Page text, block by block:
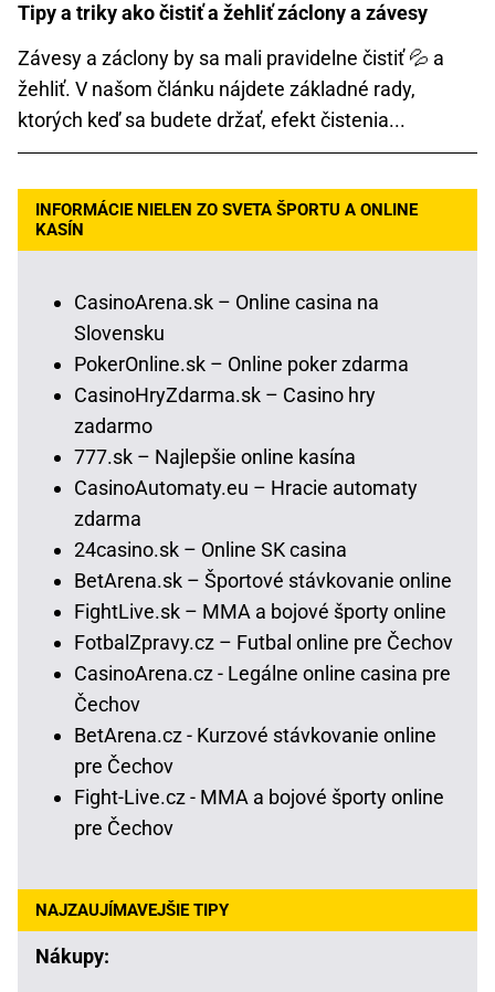
Tipy a triky ako čistiť a žehliť záclony a závesy
Závesy a záclony by sa mali pravidelne čistiť 💦 a
žehliť. V našom článku nájdete základné rady,
ktorých keď sa budete držať, efekt čistenia...
INFORMÁCIE NIELEN ZO SVETA ŠPORTU A ONLINE
KASÍN
CasinoArena.sk – Online casina na
Slovensku
PokerOnline.sk – Online poker zdarma
CasinoHryZdarma.sk – Casino hry
zadarmo
777.sk – Najlepšie online kasína
CasinoAutomaty.eu – Hracie automaty
zdarma
24casino.sk – Online SK casina
BetArena.sk – Športové stávkovanie online
FightLive.sk – MMA a bojové športy online
FotbalZpravy.cz – Futbal online pre Čechov
CasinoArena.cz - Legálne online casina pre
Čechov
BetArena.cz - Kurzové stávkovanie online
pre Čechov
Fight-Live.cz - MMA a bojové športy online
pre Čechov
NAJZAUJÍMAVEJŠIE TIPY
Nákupy: